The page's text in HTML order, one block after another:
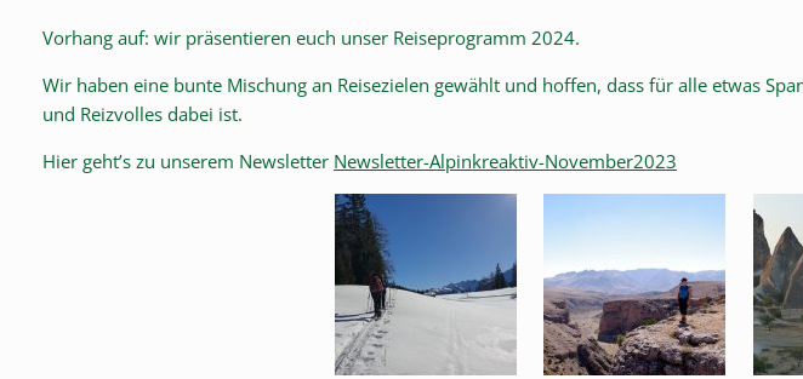
Vorhang auf: wir präsentieren euch unser Reiseprogramm 2024.
Wir haben eine bunte Mischung an Reisezielen gewählt und hoffen, dass für alle etwas
und Reizvolles dabei ist.
Hier geht’s zu unserem Newsletter Newsletter-Alpinkreaktiv-November2023